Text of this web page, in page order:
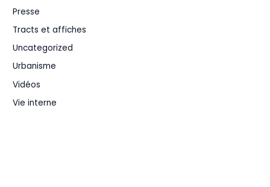
Presse
Tracts et affiches
Uncategorized
Urbanisme
Vidéos
Vie interne